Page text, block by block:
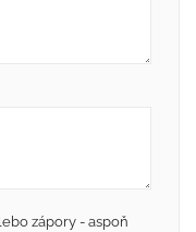
zápory - aspoň